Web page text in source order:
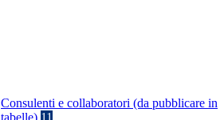
Consulenti e collaboratori (da pubblicare in